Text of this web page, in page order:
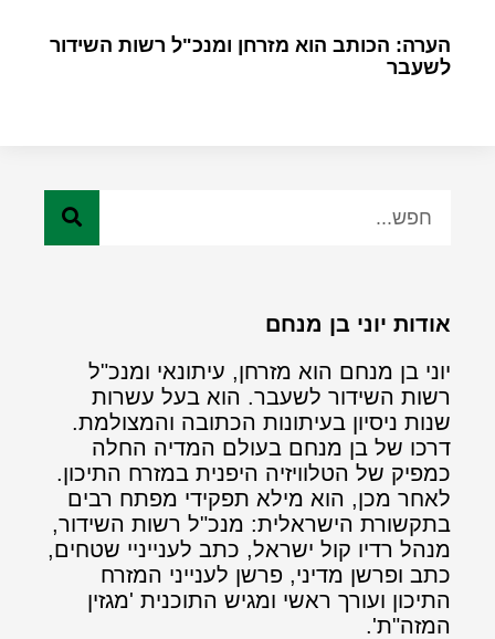
הערה: הכותב הוא מזרחן ומנכ"ל רשות השידור
לשעבר
אודות יוני בן מנחם
יוני בן מנחם הוא מזרחן, עיתונאי ומנכ"ל
רשות השידור לשעבר. הוא בעל עשרות
שנות ניסיון בעיתונות הכתובה והמצולמת.
דרכו של בן מנחם בעולם המדיה החלה
כמפיק של הטלוויזיה היפנית במזרח התיכון.
לאחר מכן, הוא מילא תפקידי מפתח רבים
בתקשורת הישראלית: מנכ"ל רשות השידור,
מנהל רדיו קול ישראל, כתב לענייניי שטחים,
כתב ופרשן מדיני, פרשן לענייני המזרח
התיכון ועורך ראשי ומגיש התוכנית 'מגזין
המזה"ת'.